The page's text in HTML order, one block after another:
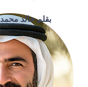
بقلم خالد محمد